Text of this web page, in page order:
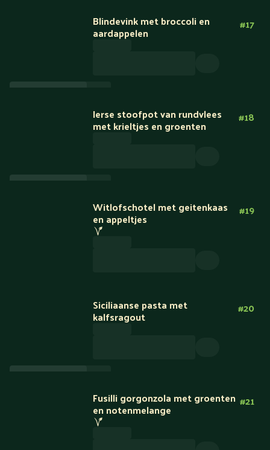
Blindevink met broccoli en
aardappelen
#17
Ierse stoofpot van rundvlees
met krieltjes en groenten
#18
Witlofschotel met geitenkaas
en appeltjes
#19
Siciliaanse pasta met
kalfsragout
#20
Fusilli gorgonzola met groenten
en notenmelange
#21